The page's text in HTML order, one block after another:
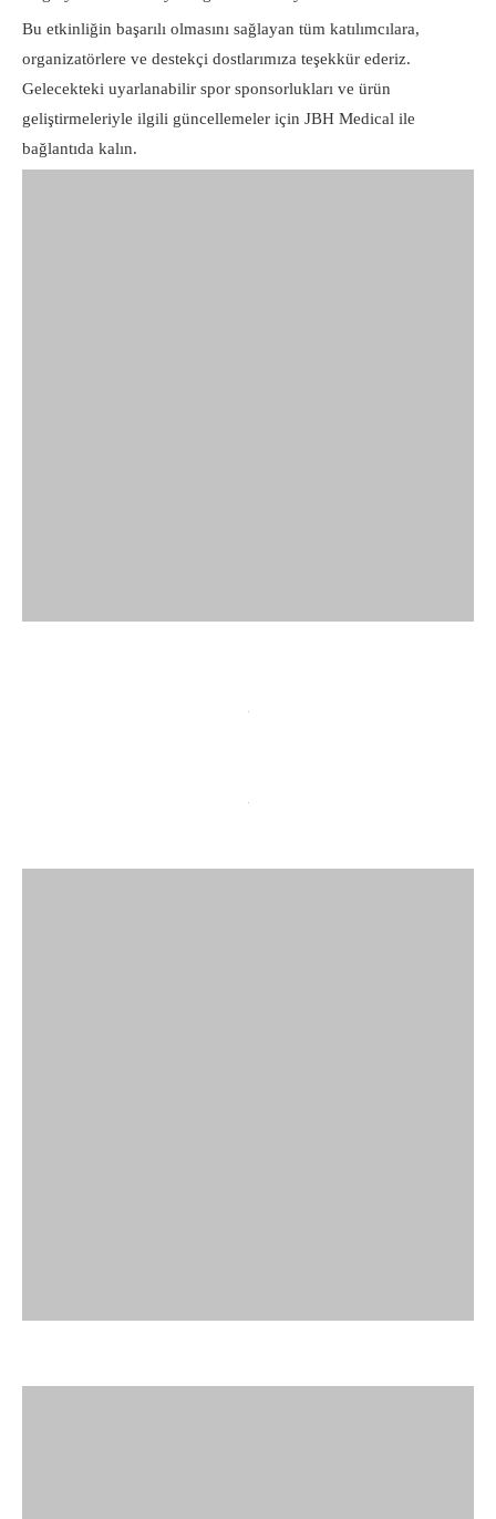
Bu etkinliğin başarılı olmasını sağlayan tüm katılımcılara,
organizatörlere ve destekçi dostlarımıza teşekkür ederiz.
Gelecekteki uyarlanabilir spor sponsorlukları ve ürün
geliştirmeleriyle ilgili güncellemeler için JBH Medical ile
bağlantıda kalın.